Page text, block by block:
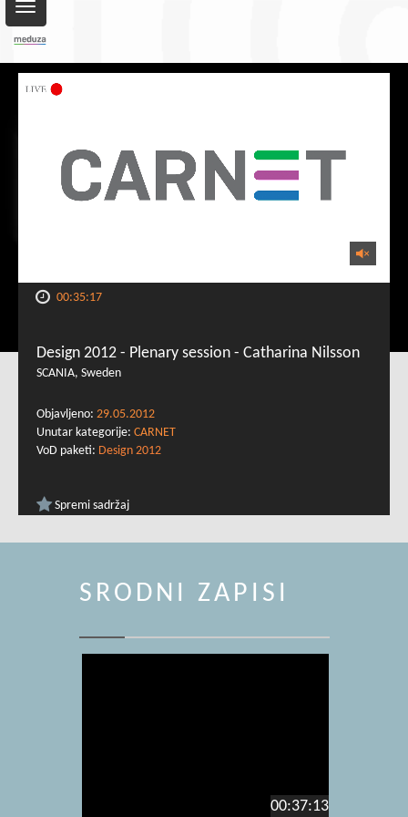
Toggle
navigation
00:35:17
Design 2012 - Plenary session - Catharina Nilsson
SCANIA, Sweden
Objavljeno: 29.05.2012
Unutar kategorije: CARNET
VoD paketi: Design 2012
Spremi sadržaj
SRODNI ZAPISI
00:37:13